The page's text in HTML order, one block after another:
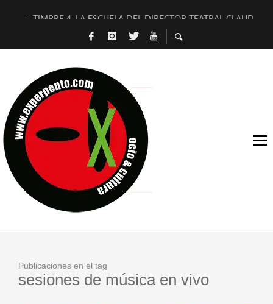
TIMBRE 4, LA ESCUELA DEL DIRECTOR TEATRAL CLAUDIO
30 AÑOS (NO ES NADA) DE LA KATARSIS DEL TOMATAZO
D’BALDOMEROS REINVENTAN [BITÁCORA 3.0] EN EXVITA
MARSHALL FLASH PRESENTA EN EXVITA [RELATIVA
JOFRE BARDAGÍ EN EXVITA INTERPRETANDO A SERRAT
YORCH PRESENTA [CURSO DE ARMONÍA PERSECUTORIA]
MAGALÍ SARE NOS EXPLICA [DESCASADA]
«NO TENGO PUTOS SUEÑOS»
Publicaciones en el tag
sesiones de música en vivo